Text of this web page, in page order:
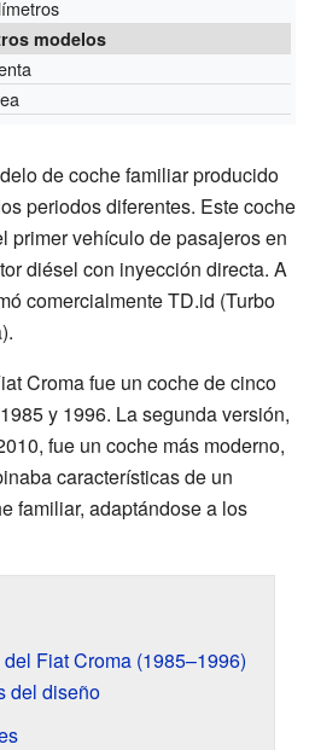
modelos
de coche familiar producido
periodos diferentes. Este coche
primer vehículo de pasajeros en
diésel con inyección directa. A
comercialmente TD.id (Turbo
Croma fue un coche de cinco
y 1996. La segunda versión,
fue un coche más moderno,
características de un
familiar, adaptándose a los
Fiat Croma (1985–1996)
del diseño